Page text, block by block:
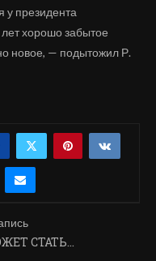
у президента
лет хорошо забытое
новое, — подытожил Р.
СТАТЬ…